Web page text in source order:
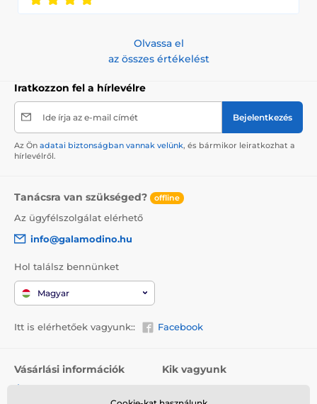
Olvassa el
az összes értékelést
Iratkozzon fel a hírlevélre
Ide írja az e-mail címét Bejelentkezés
Az Ön adatai biztonságban vannak velünk, és bármikor leiratkozhat a
hírlevélről.
Tanácsra van szükséged? offline
Az ügyfélszolgálat elérhető
info@galamodino.hu
Hol találsz bennünket
Magyar
Itt is elérhetőek vagyunk:: Facebook
Vásárlási információk Kik vagyunk